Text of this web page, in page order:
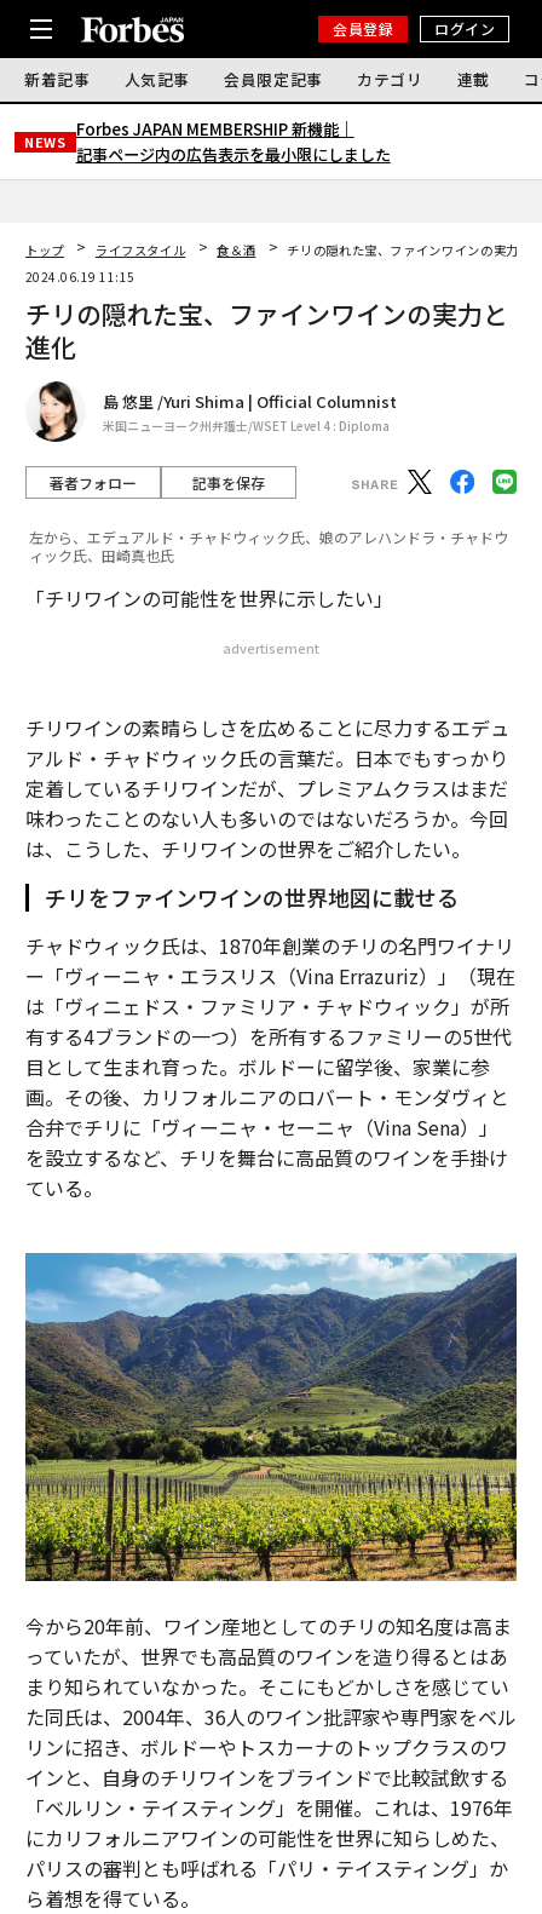
会員登録 ログイン
新着記事 人気記事 会員限定記事 カテゴリ 連載
NEWS
Forbes JAPAN MEMBERSHIP 新機能｜
記事ページ内の広告表示を最小限にしました
トップ ライフスタイル 食＆酒
チリの隠れた宝、ファインワインの実力と
2024.06.19 11:15
チリの隠れた宝、ファインワインの実力と
進化
島 悠里 /Yuri Shima | Official Columnist
米国ニューヨーク州弁護士/WSET Level 4 : Diploma
著者フォロー 記事を保存
左から、エデュアルド・チャドウィック氏、娘のアレハンドラ・チャドウ
ィック氏、田崎真也氏
「チリワインの可能性を世界に示したい」
advertisement
チリワインの素晴らしさを広めることに尽力するエデュ
アルド・チャドウィック氏の言葉だ。日本でもすっかり
定着しているチリワインだが、プレミアムクラスはまだ
味わったことのない人も多いのではないだろうか。今回
は、こうした、チリワインの世界をご紹介したい。
チリをファインワインの世界地図に載せる
チャドウィック氏は、1870年創業のチリの名門ワイナリ
ー「ヴィーニャ・エラスリス（Vina Errazuriz）」（現在
は「ヴィニェドス・ファミリア・チャドウィック」が所
有する4ブランドの一つ）を所有するファミリーの5世代
目として生まれ育った。ボルドーに留学後、家業に参
画。その後、カリフォルニアのロバート・モンダヴィと
合弁でチリに「ヴィーニャ・セーニャ（Vina Sena）」
を設立するなど、チリを舞台に高品質のワインを手掛け
ている。
今から20年前、ワイン産地としてのチリの知名度は高ま
っていたが、世界でも高品質のワインを造り得るとはあ
まり知られていなかった。そこにもどかしさを感じてい
た同氏は、2004年、36人のワイン批評家や専門家をベル
リンに招き、ボルドーやトスカーナのトップクラスのワ
インと、自身のチリワインをブラインドで比較試飲する
「ベルリン・テイスティング」を開催。これは、1976年
にカリフォルニアワインの可能性を世界に知らしめた、
パリスの審判とも呼ばれる「パリ・テイスティング」か
ら着想を得ている。